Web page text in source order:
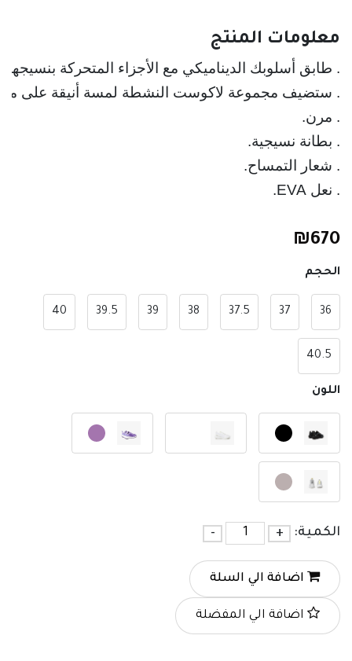
معلومات المنتج
. طابق أسلوبك الديناميكي مع الأجزاء المتحركة بنسيجها
. نعل EVA.
₪670
الحجم
36
37
37.5
38
39
39.5
40
40.5
اللون
الكمية: +
-
اضافة الي السلة
اضافة الي المفضلة